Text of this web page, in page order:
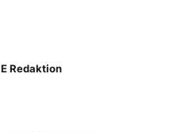
Redaktion